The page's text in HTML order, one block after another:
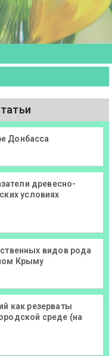
Донбасса
древесно-
условиях
видов рода
Крыму
как резерваты
среде (на